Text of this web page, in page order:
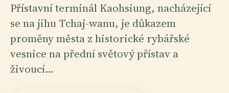
Přístavní terminál Kaohsiung, nacházející
se na jihu Tchaj-wanu, je důkazem
proměny města z historické rybářské
vesnice na přední světový přístav a
živoucí…